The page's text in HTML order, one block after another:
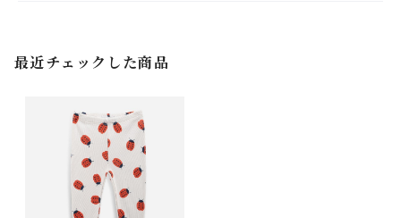
最近チェックした商品